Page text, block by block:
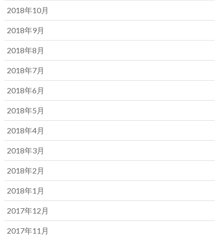
2018年10月
2018年9月
2018年8月
2018年7月
2018年6月
2018年5月
2018年4月
2018年3月
2018年2月
2018年1月
2017年12月
2017年11月